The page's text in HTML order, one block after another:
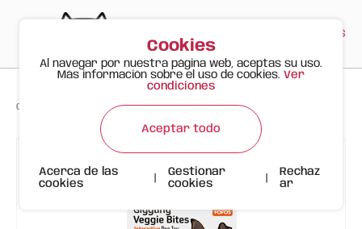
ES
Gato Feliz Productos > > Brócoli para Perro FOFOS
Cookies
Al navegar por nuestra página web, aceptas su uso.
Más información sobre el uso de cookies. Ver
condiciones
Aceptar todo
Acerca de las
cookies
Gestionar
cookies
Rechaz
ar